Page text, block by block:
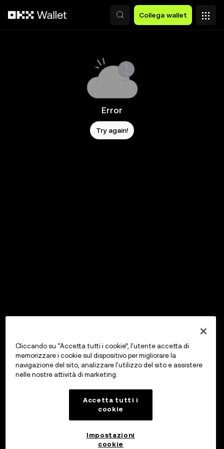
Collega wallet
Error
Try again!
Cliccando su “Accetta tutti i cookie”, l'utente accetta di
memorizzare i cookie sul dispositivo per migliorare la
navigazione del sito, analizzare l'utilizzo del sito e assistere
nelle nostre attività di marketing.
Accetta tutti i
cookie
Impostazioni
cookie